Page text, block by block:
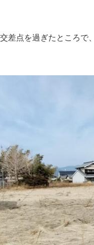
交差点を過ぎたところ